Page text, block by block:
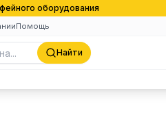
оборудования
Помощь
Найти